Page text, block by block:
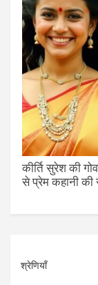
कीर्ति सुरेश की
से प्रेम कहानी
श्रेणियाँ